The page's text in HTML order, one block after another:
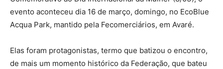
evento aconteceu dia 16 de março, domingo, no EcoBlue
Acqua Park, mantido pela Fecomerciários, em Avaré.
Elas foram protagonistas, termo que batizou o encontro,
de mais um momento histórico da Federação, que bateu